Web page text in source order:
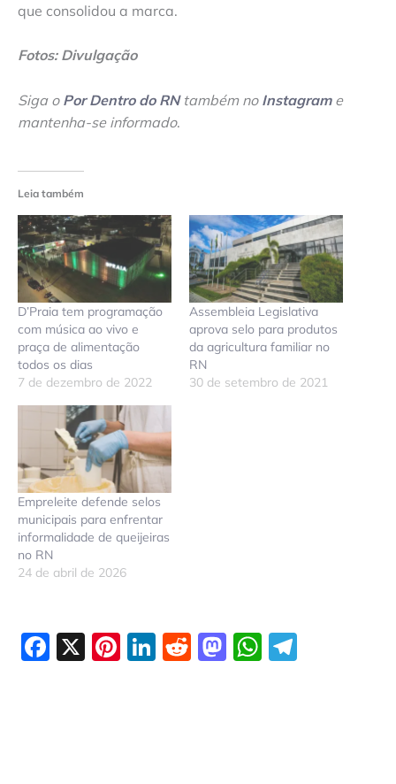
que consolidou a marca.
Fotos: Divulgação
Siga o Por Dentro do RNtambém no Instagrame
mantenha-se informado.
Leia também
D’Praia tem programação
com música ao vivo e
praça de alimentação
todos os dias
7 de dezembro de 2022
Assembleia Legislativa
aprova selo para produtos
da agricultura familiar no
RN
30 de setembro de 2021
Empreleite defende selos
municipais para enfrentar
informalidade de queijeiras
no RN
24 de abril de 2026
Facebook
X Pinterest
LinkedIn
Reddit
Mastodon